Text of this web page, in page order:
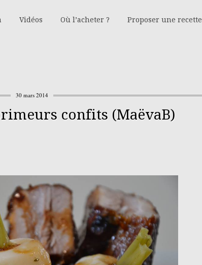
Vidéos Où l’acheter ? Proposer une recette
30 mars 2014
confits (MaëvaB)